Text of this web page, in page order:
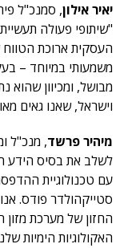
יאיר אילון, סמנכ"ל
"שיתופי פעולה
העסקית ארוכת
משמעותי במיוחד –
מבושל, ומכיוון שהוא
וישראל, שאנו גאים
מיהיר פרשד, מנכ"ל
לשלב את בסיס הידע
עם טכנולוגיית
סטייקהולדר פודס.
החזון של מערכת
האקולוגיות הימיות